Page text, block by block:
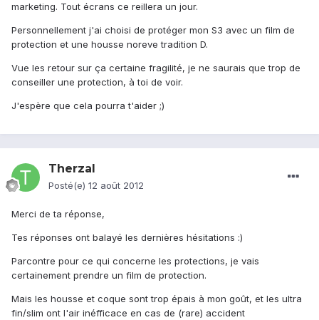
marketing. Tout écrans ce reillera un jour.
Personnellement j'ai choisi de protéger mon S3 avec un film de
protection et une housse noreve tradition D.
Vue les retour sur ça certaine fragilité, je ne saurais que trop de
conseiller une protection, à toi de voir.
J'espère que cela pourra t'aider ;)
Therzal
Posté(e) 12 août 2012
Merci de ta réponse,
Tes réponses ont balayé les dernières hésitations :)
Parcontre pour ce qui concerne les protections, je vais
certainement prendre un film de protection.
Mais les housse et coque sont trop épais à mon goût, et les ultra
fin/slim ont l'air inéfficace en cas de (rare) accident